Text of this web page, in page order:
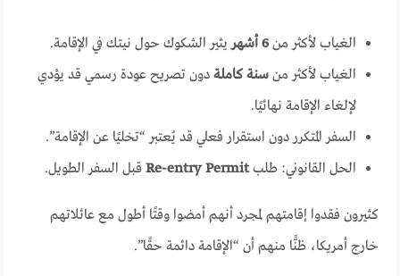
الغياب لأكثر من6 أشهر
يثير الشكوك حول نيتك في الإقامة.
الغياب لأكثر منسنة كاملة دون تصريح عودة رسمي قد يؤدي
لإلغاء الإقامة نهائيًا.
السفر المتكرر دون استقرار فعلي قد يُعتبر “تخليًا عن الإقامة”.
الحل القانوني: طلبRe-entry Permit قبل السفر الطويل.
كثيرون فقدوا إقامتهم لمجرد أنهم أمضوا وقتًا أطول مع عائلاتهم
خارج أمريكا، ظنًّا منهم أن “الإقامة دائمة حقًا”.